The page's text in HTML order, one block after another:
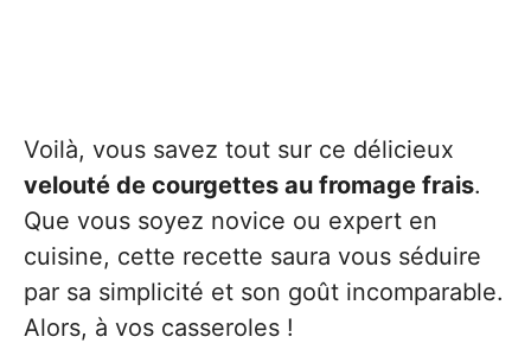
Voilà, vous savez tout sur ce délicieux
velouté de courgettes au fromage frais.
Que vous soyez novice ou expert en
cuisine, cette recette saura vous séduire
par sa simplicité et son goût incomparable.
Alors, à vos casseroles !